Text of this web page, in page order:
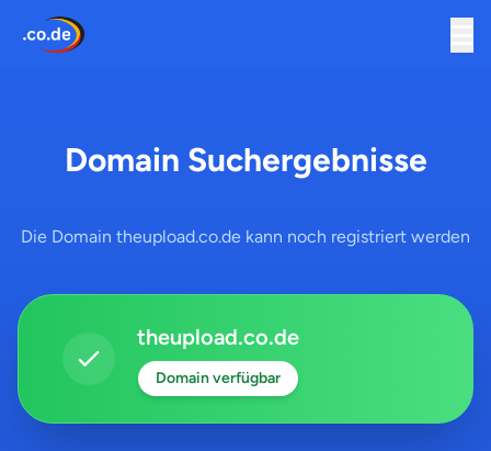
Domain Suchergebnisse
Die Domain theupload.co.de kann noch registriert werden
theupload.co.de
Domain verfügbar